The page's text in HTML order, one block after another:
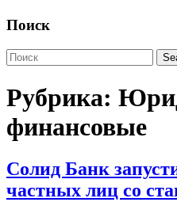
Поиск
Рубрика:
финансовые
Солид Банк
частных лиц со